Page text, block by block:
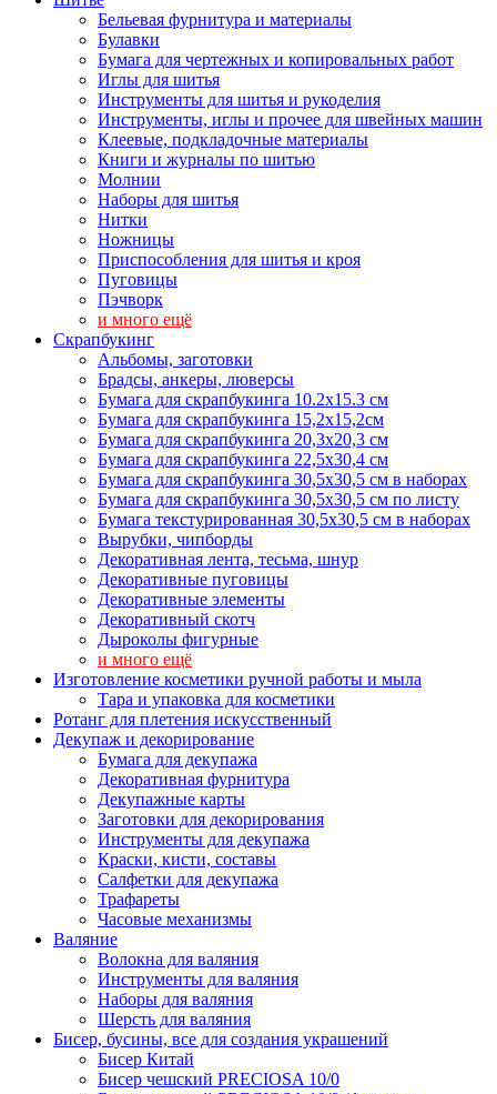
Бельевая фурнитура и материалы
Булавки
Бумага для чертежных и копировальных работ
Иглы для шитья
Инструменты для шитья и рукоделия
Инструменты, иглы и прочее для швейных машин
Клеевые, подкладочные материалы
Книги и журналы по шитью
Молнии
Наборы для шитья
Нитки
Ножницы
Приспособления для шитья и кроя
Пуговицы
Пэчворк
и много ещё
Скрапбукинг
Альбомы, заготовки
Брадсы, анкеры, люверсы
Бумага для скрапбукинга 10.2х15.3 см
Бумага для скрапбукинга 15,2х15,2см
Бумага для скрапбукинга 20,3х20,3 см
Бумага для скрапбукинга 22,5х30,4 см
Бумага для скрапбукинга 30,5х30,5 см в наборах
Бумага для скрапбукинга 30,5х30,5 см по листу
Бумага текстурированная 30,5х30,5 см в наборах
Вырубки, чипборды
Декоративная лента, тесьма, шнур
Декоративные пуговицы
Декоративные элементы
Декоративный скотч
Дыроколы фигурные
и много ещё
Изготовление косметики ручной работы и мыла
Тара и упаковка для косметики
Ротанг для плетения искусственный
Декупаж и декорирование
Бумага для декупажа
Декоративная фурнитура
Декупажные карты
Заготовки для декорирования
Инструменты для декупажа
Краски, кисти, составы
Салфетки для декупажа
Трафареты
Часовые механизмы
Валяние
Волокна для валяния
Инструменты для валяния
Наборы для валяния
Шерсть для валяния
Бисер, бусины, все для создания украшений
Бисер Китай
Бисер чешский PRECIOSA 10/0